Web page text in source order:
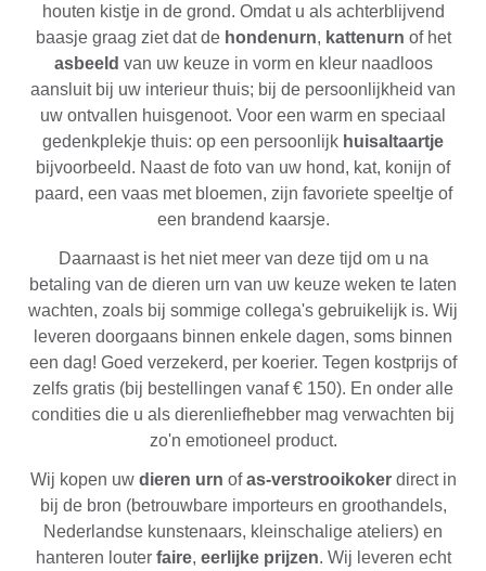
houten kistje in de grond. Omdat u als achterblijvend
baasje graag ziet dat de hondenurn, kattenurn of het
asbeeld van uw keuze in vorm en kleur naadloos
aansluit bij uw interieur thuis; bij de persoonlijkheid van
uw ontvallen huisgenoot. Voor een warm en speciaal
gedenkplekje thuis: op een persoonlijk huisaltaartje
bijvoorbeeld. Naast de foto van uw hond, kat, konijn of
paard, een vaas met bloemen, zijn favoriete speeltje of
een brandend kaarsje.
Daarnaast is het niet meer van deze tijd om u na
betaling van de dieren urn van uw keuze weken te laten
wachten, zoals bij sommige collega's gebruikelijk is. Wij
leveren doorgaans binnen enkele dagen, soms binnen
een dag! Goed verzekerd, per koerier. Tegen kostprijs of
zelfs gratis (bij bestellingen vanaf € 150). En onder alle
condities die u als dierenliefhebber mag verwachten bij
zo'n emotioneel product.
Wij kopen uw dieren urn ofas-verstrooikokerdirect in
bij de bron (betrouwbare importeurs en groothandels,
Nederlandse kunstenaars, kleinschalige ateliers) en
hanteren louter faire, eerlijke prijzen. Wij leveren echt